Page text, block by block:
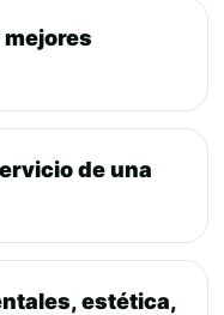
de una
estética,